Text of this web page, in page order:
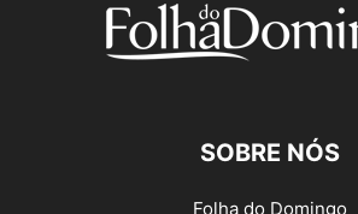
SOBRE NÓS
Folha do Domingo